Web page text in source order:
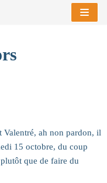
Valentré, ah non pardon, il
15 octobre, du coup
que de faire du